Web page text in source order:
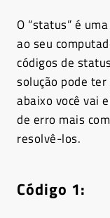
O “status” é
ao seu
códigos de
solução pode
abaixo você vai
de erro mais
resolvê-los.
Código 1: